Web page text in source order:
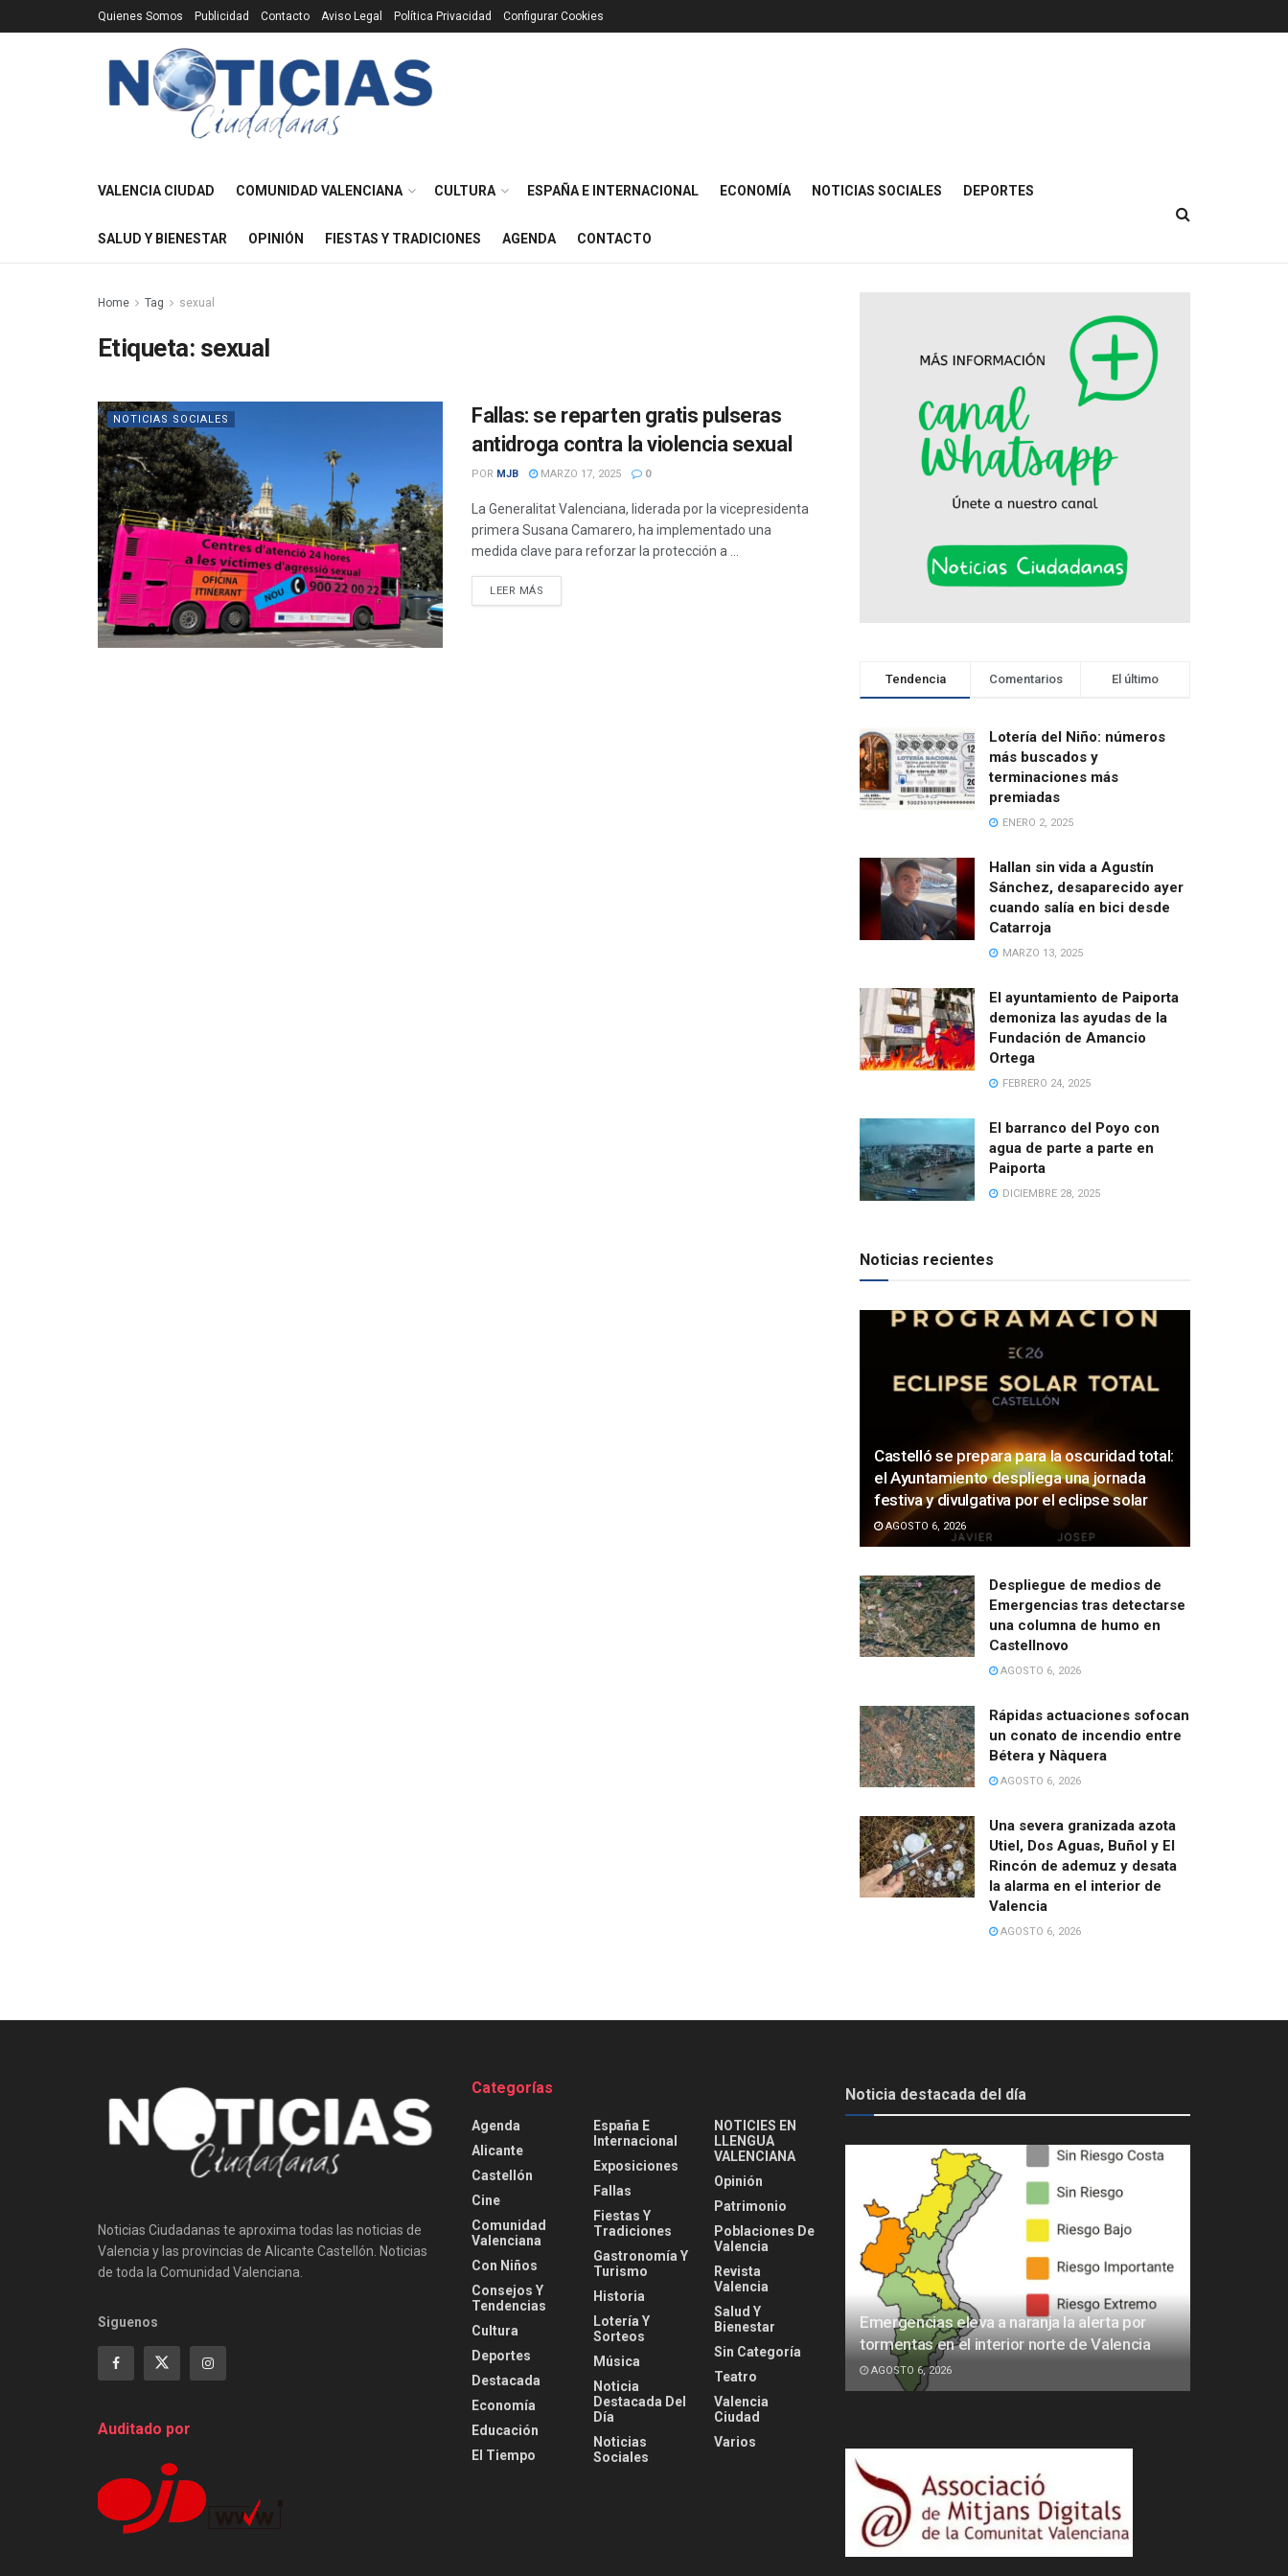
Quienes Somos Publicidad Contacto Aviso Legal Política Privacidad Configurar Cookies
VALENCIA CIUDAD COMUNIDAD VALENCIANA CULTURA ESPAÑA E INTERNACIONAL ECONOMÍA NOTICIAS SOCIALES DEPORTES
SALUD Y BIENESTAR OPINIÓN FIESTAS Y TRADICIONES AGENDA CONTACTO
Home Tag sexual
Etiqueta: sexual
NOTICIAS SOCIALES
Fallas: se reparten gratis pulseras
antidroga contra la violencia sexual
POR MJB MARZO 17, 2025 0
La Generalitat Valenciana, liderada por la vicepresidenta
primera Susana Camarero, ha implementado una
medida clave para reforzar la protección a ...
LEER MÁS
Tendencia Comentarios El último
Lotería del Niño: números
más buscados y
terminaciones más
premiadas
ENERO 2, 2025
Hallan sin vida a Agustín
Sánchez, desaparecido ayer
cuando salía en bici desde
Catarroja
MARZO 13, 2025
El ayuntamiento de Paiporta
demoniza las ayudas de la
Fundación de Amancio
Ortega
FEBRERO 24, 2025
El barranco del Poyo con
agua de parte a parte en
Paiporta
DICIEMBRE 28, 2025
Noticias recientes
Castelló se prepara para la oscuridad total:
el Ayuntamiento despliega una jornada
festiva y divulgativa por el eclipse solar
AGOSTO 6, 2026
Despliegue de medios de
Emergencias tras detectarse
una columna de humo en
Castellnovo
AGOSTO 6, 2026
Rápidas actuaciones sofocan
un conato de incendio entre
Bétera y Nàquera
AGOSTO 6, 2026
Una severa granizada azota
Utiel, Dos Aguas, Buñol y El
Rincón de ademuz y desata
la alarma en el interior de
Valencia
AGOSTO 6, 2026
Noticias Ciudadanas te aproxima todas las noticias de
Valencia y las provincias de Alicante Castellón. Noticias
de toda la Comunidad Valenciana.
Siguenos
Auditado por
Categorías
Agenda
Alicante
Castellón
Cine
Comunidad
Valenciana
Con Niños
Consejos Y
Tendencias
Cultura
Deportes
Destacada
Economía
Educación
El Tiempo
España E
Internacional
Exposiciones
Fallas
Fiestas Y
Tradiciones
Gastronomía Y
Turismo
Historia
Lotería Y
Sorteos
Música
Noticia
Destacada Del
Día
Noticias
Sociales
NOTICIES EN
LLENGUA
VALENCIANA
Opinión
Patrimonio
Poblaciones De
Valencia
Revista
Valencia
Salud Y
Bienestar
Sin Categoría
Teatro
Valencia
Ciudad
Varios
Noticia destacada del día
Emergencias eleva a naranja la alerta por
tormentas en el interior norte de Valencia
AGOSTO 6, 2026